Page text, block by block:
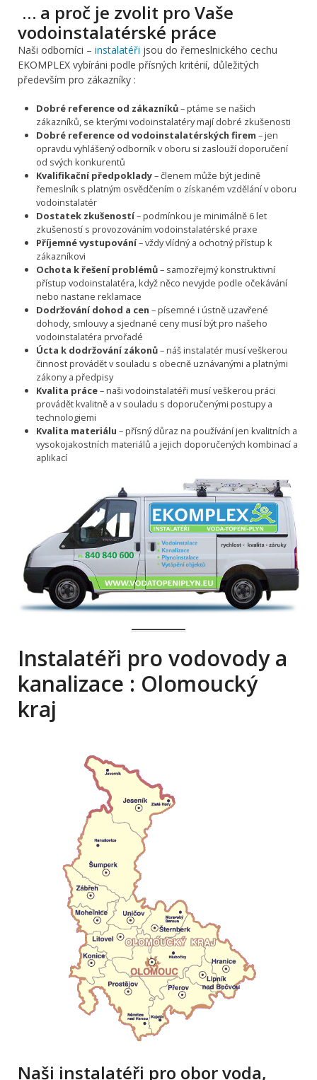
… a proč je zvolit pro Vaše
vodoinstalatérské práce
Naši odborníci – instalatéři jsou do řemeslnického cechu
EKOMPLEX vybíráni podle přísných kritérií, důležitých
především pro zákazníky :
Dobré reference od zákazníků– ptáme se našich
zákazníků, se kterými vodoinstalatéry mají dobré zkušenosti
Dobré reference od vodoinstalatérských firem – jen
opravdu vyhlášený odborník v oboru si zaslouží doporučení
od svých konkurentů
Kvalifikační předpoklady– členem může být jedině
řemeslník s platným osvědčením o získaném vzdělání v oboru
vodoinstalatér
Dostatek zkušeností– podmínkou je minimálně 6 let
zkušeností s provozováním vodoinstalatérské praxe
Příjemné vystupování– vždy vlídný a ochotný přístup k
zákazníkovi
Ochota k řešení problémů– samozřejmý konstruktivní
přístup vodoinstalatéra, když něco nevyjde podle očekávání
nebo nastane reklamace
Dodržování dohod a cen – písemné i ústně uzavřené
dohody, smlouvy a sjednané ceny musí být pro našeho
vodoinstalatéra prvořadé
Úcta k dodržování zákonů– náš instalatér musí veškerou
činnost provádět v souladu s obecně uznávanými a platnými
zákony a předpisy
Kvalita práce– naši vodoinstalatéři musí veškerou práci
provádět kvalitně a v souladu s doporučenými postupy a
technologiemi
Kvalita materiálu – přísný důraz na používání jen kvalitních a
vysokojakostních materiálů a jejich doporučených kombinací a
aplikací
Instalatéři pro vodovody a
kanalizace : Olomoucký
kraj
Naši instalatéři pro obor voda,